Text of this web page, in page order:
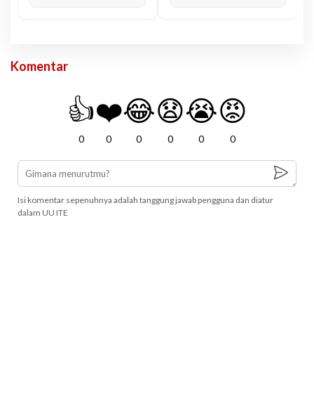
Komentar
👍
0
❤️
0
😂
0
😧
0
😭
0
😡
0
Isi komentar sepenuhnya adalah tanggung jawab pengguna dan diatur
dalam UU ITE